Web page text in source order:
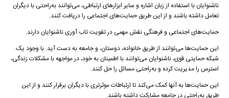
ناشنوایان با استفاده از زبان اشاره و سایر ابزارهای ارتباطی، می‌توانند به‌راحتی با دیگران
تعامل داشته باشند و از این طریق حمایت‌های اجتماعی را دریافت کنند.
حمایت‌های اجتماعی و فرهنگی نقش مهمی در تقویت تاب آوری ناشنوایان دارند.
این حمایت‌ها می‌توانند از طریق خانواده، دوستان، و جامعه به دست آید. با وجود یک
شبکه حمایتی قوی، ناشنوایان می‌توانند با اطمینان به خود، در مواجهه با مشکلات زندگی،
استرس را مدیریت کرده و به‌راحتی مسائل را حل کنند.
این حمایت‌ها به آنها کمک می‌کند تا ارتباطات موثرتری با دیگران برقرار کنند و از این
طریق به‌راحتی در جامعه مشارکت داشته باشند.